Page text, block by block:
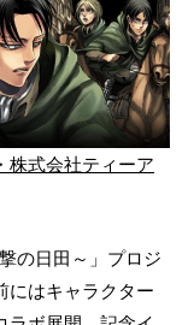
株式会社ティーア
の日田～」プロジ
にはキャラクター